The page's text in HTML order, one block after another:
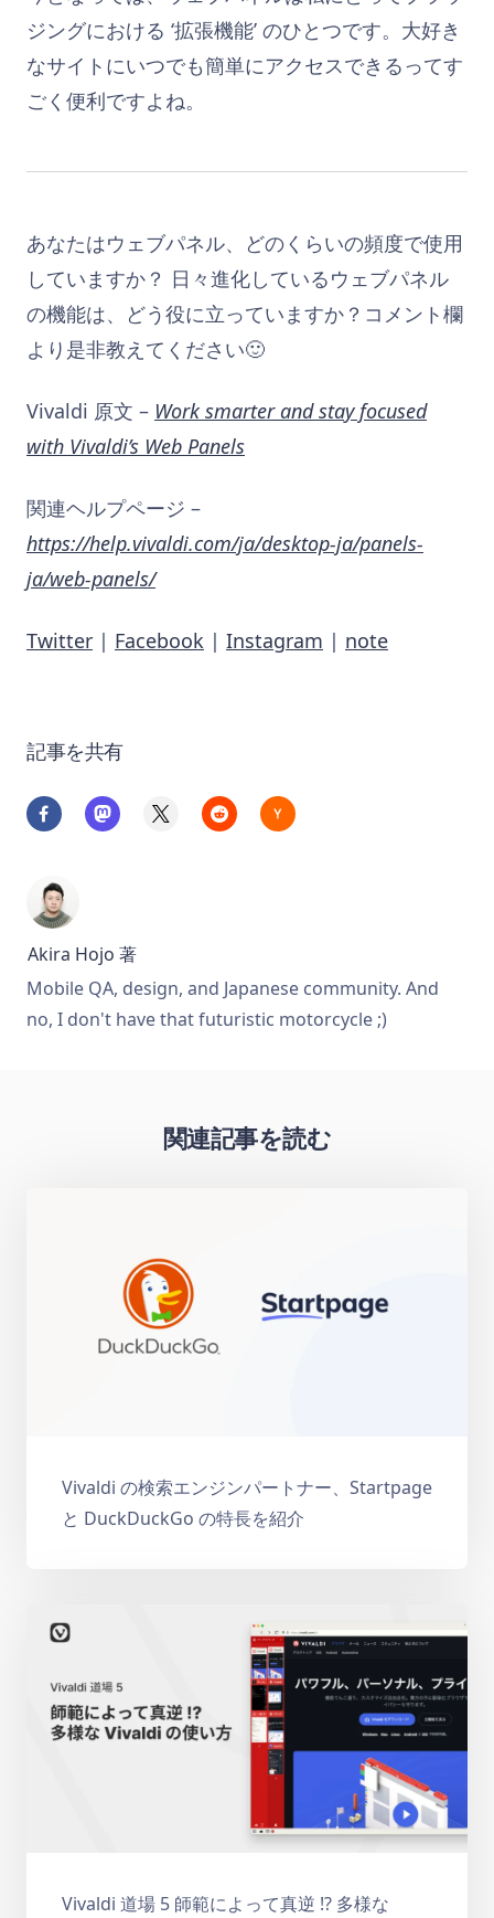
ジングにおける ‘拡張機能’ のひとつです。大好き
なサイトにいつでも簡単にアクセスできるってす
ごく便利ですよね。
あなたはウェブパネル、どのくらいの頻度で使用
していますか？ 日々進化しているウェブパネル
の機能は、どう役に立っていますか？コメント欄
より是非教えてください🙂
Vivaldi 原文 – Work smarter and stay focused
with Vivaldi’s Web Panels
関連ヘルプページ –
https://help.vivaldi.com/ja/desktop-ja/panels-
ja/web-panels/
Twitter | Facebook | Instagram | note
記事を共有
Akira Hojo 著
Mobile QA, design, and Japanese community. And
no, I don't have that futuristic motorcycle ;)
関連記事を読む
Vivaldi の検索エンジンパートナー、Startpage
と DuckDuckGo の特長を紹介
Vivaldi 道場 5 師範によって真逆 !? 多様な